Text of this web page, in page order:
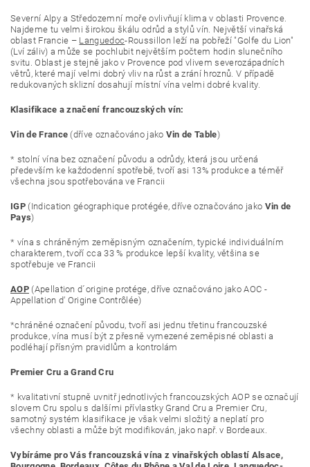
Severní Alpy a Středozemní moře ovlivňují klima v oblasti Provence.
Najdeme tu velmi širokou škálu odrůd a stylů vín. Největší vinařská
oblast Francie – Languedoc-Roussillon leží na pobřeží "Golfe du Lion"
(Lví záliv) a může se pochlubit největším počtem hodin slunečního
svitu. Oblast je stejně jako v Provence pod vlivem severozápadních
větrů, které mají velmi dobrý vliv na růst a zrání hroznů. V případě
redukovaných sklizní dosahují místní vína velmi dobré kvality.
Klasifikace a značení francouzských vín:
Vin de France (dříve označováno jako Vin de Table)
* stolní vína bez označení původu a odrůdy, která jsou určená
především ke každodenní spotřebě, tvoří asi 13% produkce a téměř
všechna jsou spotřebována ve Francii
IGP(Indication géographique protégée, dříve označováno jako Vin de
Pays)
* vína s chráněným zeměpisným označením, typické individuálním
charakterem, tvoří cca 33 % produkce lepší kvality, většina se
spotřebuje ve Francii
AOP(Apellation d´origine protége, dříve označováno jako AOC -
Appellation d‘ Origine Contrôlée)
*chráněné označení původu, tvoří asi jednu třetinu francouzské
produkce, vína musí být z přesně vymezené zeměpisné oblasti a
podléhají přísným pravidlům a kontrolám
Premier Cru a Grand Cru
* kvalitativní stupně uvnitř jednotlivých francouzských AOP se označují
slovem Cru spolu s dalšími přívlastky Grand Cru a Premier Cru,
samotný systém klasifikace je však velmi složitý a neplatí pro
všechny oblasti a může být modifikován, jako např. v Bordeaux.
Vybíráme pro Vás francouzská vína z vinařských oblastí Alsace,